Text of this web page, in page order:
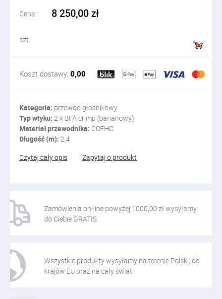
Cena: 8 250,00 zł
szt.
Koszt dostawy: 0,00
Kategoria: przewód głośnikowy
Typ wtyku: 2 x BFA crimp (bananowy)
Materiał przewodnika: COFHC
Długość (m): 2,4
Czytaj cały opis
Zapytaj o produkt
Zamówienia on-line powyżej 1000,00 zł wysyłamy
do Ciebie GRATIS
Wszystkie produkty wysyłamy na terenie Polski, do
krajów EU oraz na cały świat